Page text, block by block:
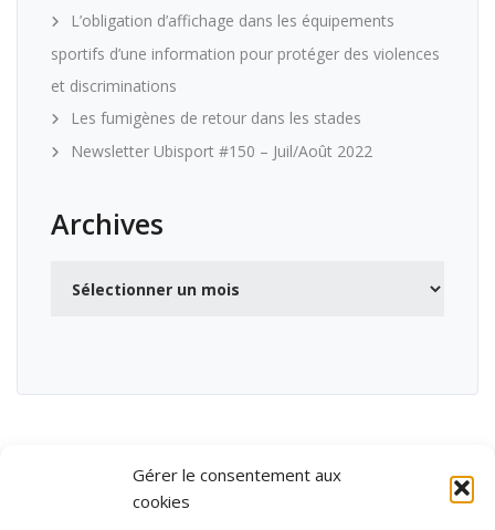
Gérer le consentement aux
cookies
L’obligation d’affichage dans les équipements
sportifs d’une information pour protéger des violences
et discriminations
Les fumigènes de retour dans les stades
Newsletter Ubisport #150 – Juil/Août 2022
Archives